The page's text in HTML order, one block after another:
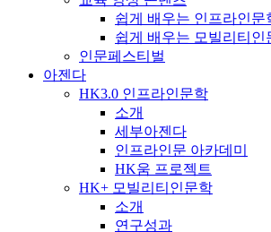
쉽게 배우는 인프라인문
쉽게 배우는 모빌리티인
인문페스티벌
아젠다
HK3.0 인프라인문학
소개
세부아젠다
인프라인문 아카데미
HK움 프로젝트
HK+ 모빌리티인문학
소개
연구성과